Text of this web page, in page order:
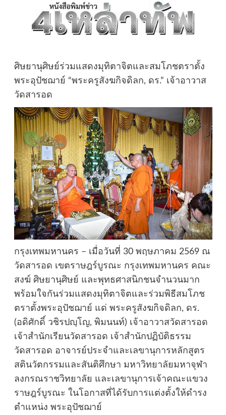
ศิษยานุศิษย์ร่วมแสดงมุทิตาจิตและสมโภชตราตั้ง
พระอุปัชฌาย์ “พระครูสังฆกิจดิลก, ดร.” เจ้าอาวาส
วัดสารอด
กรุงเทพมหานคร – เมื่อวันที่ 30 พฤษภาคม 2569 ณ
วัดสารอด เขตราษฎร์บูรณะ กรุงเทพมหานคร คณะ
สงฆ์ ศิษยานุศิษย์ และพุทธศาสนิกชนจำนวนมาก
พร้อมใจกันร่วมแสดงมุทิตาจิตและร่วมพิธีสมโภช
ตราตั้งพระอุปัชฌาย์ แด่ พระครูสังฆกิจดิลก, ดร.
(อดิศักดิ์ วชิรปญฺโญ, พิมนนท์) เจ้าอาวาสวัดสารอด
เจ้าสำนักเรียนวัดสารอด เจ้าสำนักปฏิบัติธรรม
วัดสารอด อาจารย์ประจำและเลขานุการหลักสูตร
สตินวัตกรรมและสันติศึกษา มหาวิทยาลัยมหาจุฬา
ลงกรณราชวิทยาลัย และเลขานุการเจ้าคณะแขวง
ราษฎร์บูรณะ ในโอกาสที่ได้รับการแต่งตั้งให้ดำรง
ตำแหน่ง พระอุปัชฌาย์